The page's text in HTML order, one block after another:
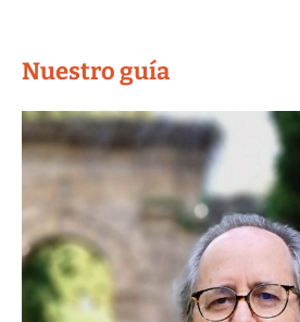
Nuestro guía